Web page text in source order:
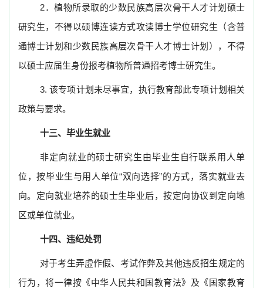
2．植物所录取的少数民族高层次骨干人才计划硕士
研究生，不得以硕博连读方式攻读博士学位研究生（含普
通博士计划和少数民族高层次骨干人才博士计划），不得
以硕士应届生身份报考植物所普通招考博士研究生。
3.该专项计划未尽事宜，执行教育部此专项计划相关
政策与要求。
十三、毕业生就业
非定向就业的硕士研究生由毕业生自行联系用人单
位，按毕业生与用人单位“双向选择”的方式，落实就业去
向。定向就业培养的硕士生毕业后，按定向协议到定向地
区或单位就业。
十四、违纪处罚
对于考生弄虚作假、考试作弊及其他违反招生规定的
行为，将一律按《中华人民共和国教育法》及《国家教育